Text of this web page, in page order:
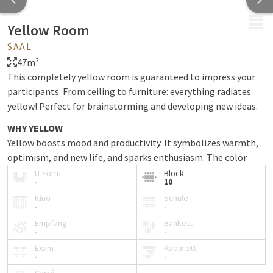
Yellow Room
SAAL
47m²
This completely yellow room is guaranteed to impress your
participants. From ceiling to furniture: everything radiates
yellow! Perfect for brainstorming and developing new ideas.
WHY YELLOW
Yellow boosts mood and productivity. It symbolizes warmth,
optimism, and new life, and sparks enthusiasm. The color
stimulates creativity and helps generate original ideas.
ROOM FEATURES
Cheerful yellow appearance
Panoramic view
Large round table
Yellow bucket chairs
U-Form
-
Block
10
Kino
-
Schule
-
Empfang
-
Bankett
-
Exam
-
Kabarett
-